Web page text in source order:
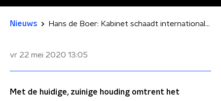
Nieuws Hans de Boer: Kabinet schaadt internationale handelspositie door houding Europees herstelfonds
vr 22 mei 2020 13:05
Met de huidige, zuinige houding omtrent het